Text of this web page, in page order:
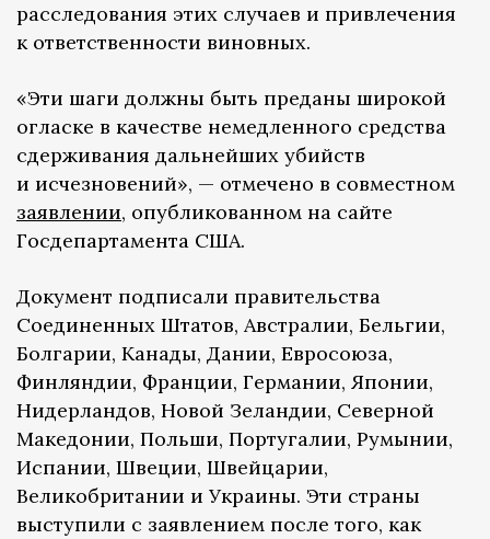
расследования этих случаев и привлечения
к ответственности виновных.
«Эти шаги должны быть преданы широкой
огласке в качестве немедленного средства
сдерживания дальнейших убийств
и исчезновений», — отмечено в совместном
заявлении, опубликованном на сайте
Госдепартамента США.
Документ подписали правительства
Соединенных Штатов, Австралии, Бельгии,
Болгарии, Канады, Дании, Евросоюза,
Финляндии, Франции, Германии, Японии,
Нидерландов, Новой Зеландии, Северной
Македонии, Польши, Португалии, Румынии,
Испании, Швеции, Швейцарии,
Великобритании и Украины. Эти страны
выступили с заявлением после того, как